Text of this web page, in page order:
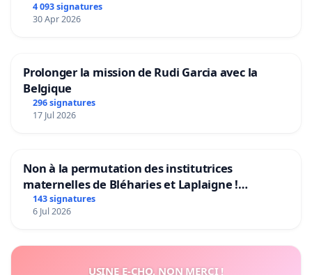
4 093 signatures
30 Apr 2026
Prolonger la mission de Rudi Garcia avec la
Belgique
296 signatures
17 Jul 2026
Non à la permutation des institutrices
maternelles de Bléharies et Laplaigne !
Préservons la stabilité de nos enfants.
143 signatures
6 Jul 2026
USINE E-CHO, NON MERCI !